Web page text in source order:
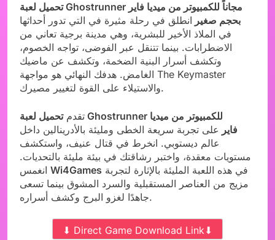
تحميل لعبة Ghostrunner مجاناً للكمبيوتر من ميديا فاير
بحجم صغير انطلق في رحلة مثيرة في التي تدور أحداثها
في الملاذ الأخير للبشرية، وهي مدينة برجية تعاني من
الاضطرابات. بينما تتنقل عبر الفوضى، تواجه الخصوم،
وتكشف أسرار البنية الضخمة، وتكشف عن ماضيك
الغامض. هدفك النهائي هو مواجهة The Keymaster
والاستيلاء على القوة لتغيير مصيرك.
تقدمتحميل لعبة Ghostrunner للكمبيوتر من ميديا
فاير على تجربة سريعة الخطى ومليئة بالأدرينالين داخل
عالم ديستوبي. انخرط في قتال عنيف، واستكشف
مستويات معقدة، واختبر رشاقتك في بيئة مليئة بالتحديات.
Wi4Games
مزيج من العناصر المستقبلية والسرد المشوق بينما تسعى
جاهدًا لغزو البرج وكشف أسراره.
⬇ Direct Game Download Link⬇